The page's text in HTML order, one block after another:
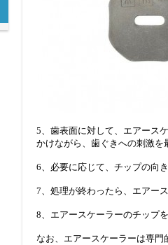
5、歯表面に対して、エアース
かけながら、歯ぐきへの刺激
6、必要に応じて、チップの向
7、処理が終わったら、エアー
8、エアースケーラーのチップ
なお、エアースケーラーは専